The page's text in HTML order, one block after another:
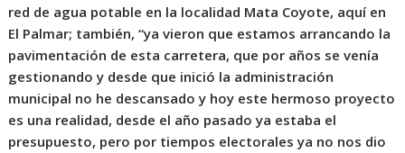
red de agua potable en la localidad Mata Coyote, aquí en
El Palmar; también, “ya vieron que estamos arrancando la
pavimentación de esta carretera, que por años se venía
gestionando y desde que inició la administración
municipal no he descansado y hoy este hermoso proyecto
es una realidad, desde el año pasado ya estaba el
presupuesto, pero por tiempos electorales ya no nos dio